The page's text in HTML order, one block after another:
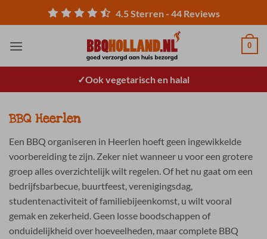
naar
4.5Sterren - 44Reviews
0
Ook vegetarisch en halal
BBQ Heerlen
Een BBQ organiseren in Heerlen hoeft geen ingewikkelde
voorbereiding te zijn. Zeker niet wanneer u voor een grotere
groep alles overzichtelijk wilt regelen. Of het nu gaat om een
bedrijfsbarbecue, buurtfeest, verenigingsdag,
studentenactiviteit of familiebijeenkomst, u wilt vooral
gemak en zekerheid. Geen losse boodschappen of
onduidelijkheid over hoeveelheden, maar complete BBQ